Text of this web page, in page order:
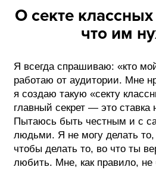
О секте
что им
Я всегда спрашиваю: «кто
работаю от аудитории. Мне
я создаю такую «секту
главный секрет — это ставка
Пытаюсь быть честным и с
людьми. Я не могу делать
чтобы делать то, во что ты
любить. Мне, как правило, не